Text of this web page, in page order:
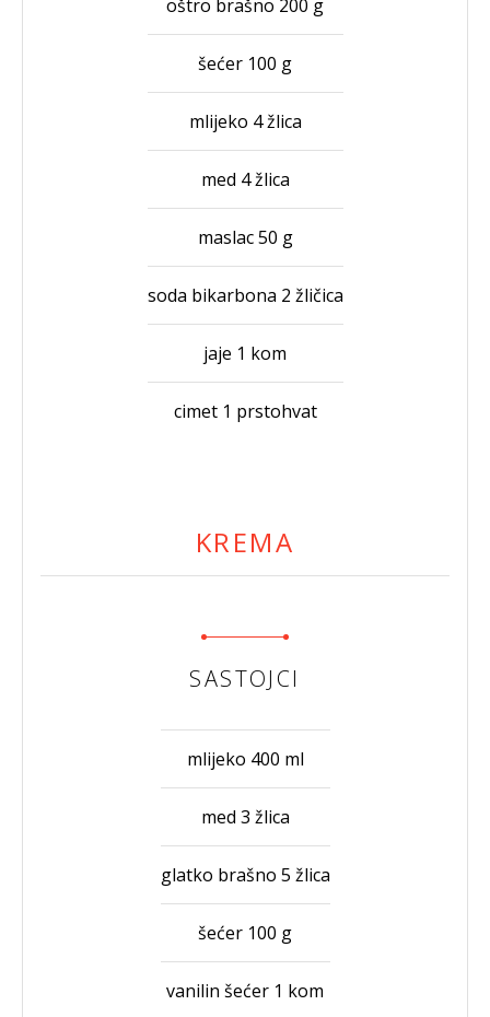
oštro brašno 200 g
šećer 100 g
mlijeko 4 žlica
med 4 žlica
maslac 50 g
soda bikarbona 2 žličica
jaje 1 kom
cimet 1 prstohvat
KREMA
SASTOJCI
mlijeko 400 ml
med 3 žlica
glatko brašno 5 žlica
šećer 100 g
vanilin šećer 1 kom